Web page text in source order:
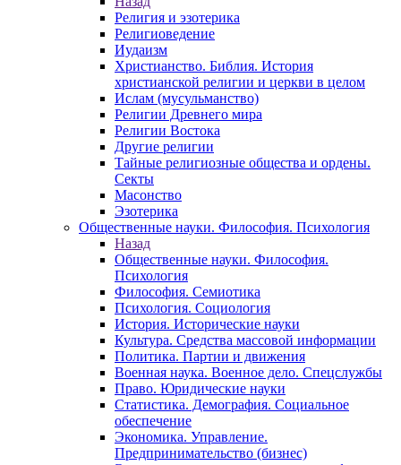
Религия и эзотерика
Религиоведение
Иудаизм
Христианство. Библия. История
христианской религии и церкви в целом
Ислам (мусульманство)
Религии Древнего мира
Религии Востока
Другие религии
Тайные религиозные общества и ордены.
Секты
Масонство
Эзотерика
Общественные науки. Философия. Психология
Назад
Общественные науки. Философия.
Психология
Философия. Семиотика
Психология. Социология
История. Исторические науки
Культура. Средства массовой информации
Политика. Партии и движения
Военная наука. Военное дело. Спецслужбы
Право. Юридические науки
Статистика. Демография. Социальное
обеспечение
Экономика. Управление.
Предпринимательство (бизнес)